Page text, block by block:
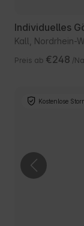
Individuelles
Kall, Nordrhein-
Preis ab €248 /
Kostenlose